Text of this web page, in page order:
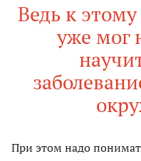
Ведь к
уже мог
При этом надо